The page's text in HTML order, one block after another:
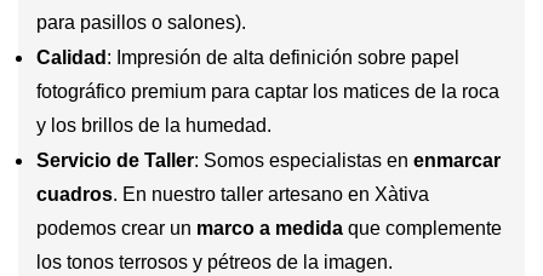
para pasillos o salones).
Calidad : Impresión de alta definición sobre papel
fotográfico premium para captar los matices de la roca
y los brillos de la humedad.
Servicio de Taller: Somos especialistas en enmarcar
cuadros. En nuestro taller artesano en Xàtiva
podemos crear un marco a medida que complemente
los tonos terrosos y pétreos de la imagen.